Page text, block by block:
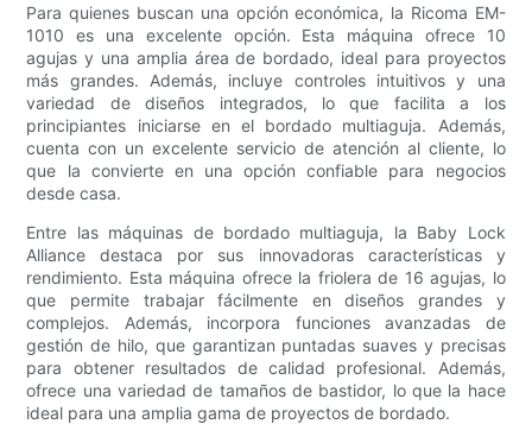
Para quienes buscan una opción económica, la Ricoma EM-
1010 es una excelente opción. Esta máquina ofrece 10
agujas y una amplia área de bordado, ideal para proyectos
más grandes. Además, incluye controles intuitivos y una
variedad de diseños integrados, lo que facilita a los
principiantes iniciarse en el bordado multiaguja. Además,
cuenta con un excelente servicio de atención al cliente, lo
que la convierte en una opción confiable para negocios
desde casa.
Entre las máquinas de bordado multiaguja, la Baby Lock
Alliance destaca por sus innovadoras características y
rendimiento. Esta máquina ofrece la friolera de 16 agujas, lo
que permite trabajar fácilmente en diseños grandes y
complejos. Además, incorpora funciones avanzadas de
gestión de hilo, que garantizan puntadas suaves y precisas
para obtener resultados de calidad profesional. Además,
ofrece una variedad de tamaños de bastidor, lo que la hace
ideal para una amplia gama de proyectos de bordado.